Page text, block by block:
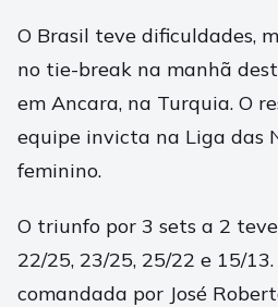
O Brasil teve dificuldades,
no tie-break na manhã
em Ancara, na Turquia. O
equipe invicta na Liga das
feminino.
O triunfo por 3 sets a 2
22/25, 23/25, 25/22 e 15/
comandada por José